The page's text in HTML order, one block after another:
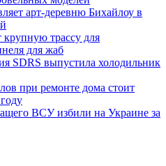
арт-деревню Бихайлоу в
трассу для
для жаб
SDRS выпустила холодильник
при ремонте дома стоит
ВСУ избили на Украине за